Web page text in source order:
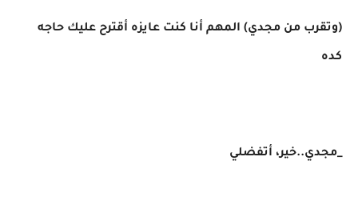
(وتقرب من مجدي) المهم أنا كنت عايزه أقترح عليك حاجه
كده
_مجدي..خير، أتفضلي